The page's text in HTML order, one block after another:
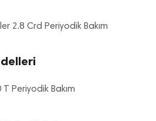
2.8 Crd Periyodik Bakım
Periyodik Bakım